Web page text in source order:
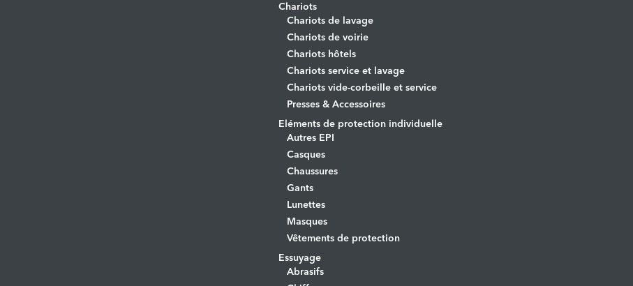
Chariots
Chariots de lavage
Chariots de voirie
Chariots hôtels
Chariots service et lavage
Chariots vide-corbeille et service
Presses & Accessoires
Eléments de protection individuelle
Autres EPI
Casques
Chaussures
Gants
Lunettes
Masques
Vêtements de protection
Essuyage
Abrasifs